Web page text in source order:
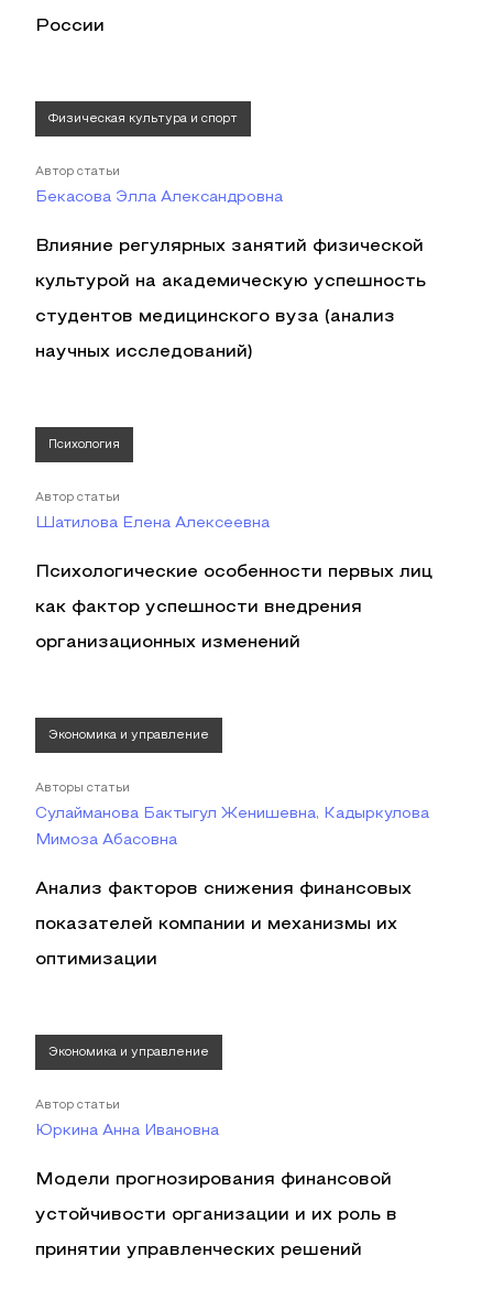
России
Физическая культура и спорт
Автор статьи
Бекасова Элла Александровна
Влияние регулярных занятий физической
культурой на академическую успешность
студентов медицинского вуза (анализ
научных исследований)
Психология
Автор статьи
Шатилова Елена Алексеевна
Психологические особенности первых лиц
как фактор успешности внедрения
организационных изменений
Экономика и управление
Авторы статьи
Сулайманова Бактыгул Женишевна, Кадыркулова
Мимоза Абасовна
Анализ факторов снижения финансовых
показателей компании и механизмы их
оптимизации
Экономика и управление
Автор статьи
Юркина Анна Ивановна
Модели прогнозирования финансовой
устойчивости организации и их роль в
принятии управленческих решений